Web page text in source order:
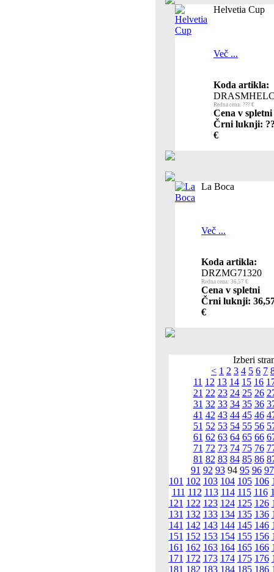
Helvetia Cup
Več ...
Koda artikla:
Redna cena: ??? €
Cena v spletni
Črni luknji:
€
La Boca
Več ...
Koda artikla:
DRZMG71320
Redna cena: 36,57 €
Cena v spletni
Črni luknji:
€
Izberi
< 1 2 3 4 5 6 7
11 12 13 14 15 16
21 22 23 24 25 26
31 32 33 34 35 36
41 42 43 44 45 46
51 52 53 54 55 56
61 62 63 64 65 66
71 72 73 74 75 76
81 82 83 84 85 86
91 92 9394 95 96 97
101 102 103 104 105 106
111 112 113 114 115 116
121 122 123 124 125 126
131 132 133 134 135 136
141 142 143 144 145 146
151 152 153 154 155 156
161 162 163 164 165 166
171 172 173 174 175 176
181 182 183 184 185 186